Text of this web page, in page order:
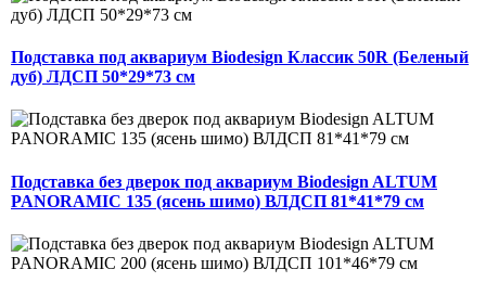
Подставка под аквариум Biodesign Классик 50R (Беленый
дуб) ЛДСП 50*29*73 см
Подставка без дверок под аквариум Biodesign ALTUM
PANORAMIC 135 (ясень шимо) ВЛДСП 81*41*79 см